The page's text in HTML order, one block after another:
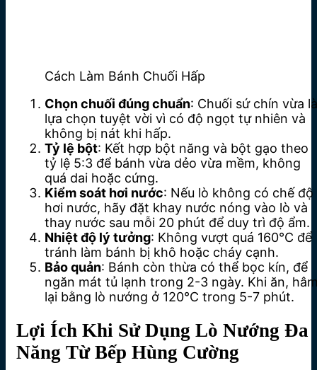
Cách Làm Bánh Chuối Hấp
Chọn chuối đúng chuẩn: Chuối sứ chín vừa là
lựa chọn tuyệt vời vì có độ ngọt tự nhiên và
không bị nát khi hấp.
Tỷ lệ bột: Kết hợp bột năng và bột gạo theo
tỷ lệ 5:3 để bánh vừa dẻo vừa mềm, không
quá dai hoặc cứng.
Kiểm soát hơi nước: Nếu lò không có chế độ
hơi nước, hãy đặt khay nước nóng vào lò và
thay nước sau mỗi 20 phút để duy trì độ ẩm.
Nhiệt độ lý tưởng: Không vượt quá 160°C để
tránh làm bánh bị khô hoặc cháy cạnh.
Bảo quản: Bánh còn thừa có thể bọc kín, để
ngăn mát tủ lạnh trong 2-3 ngày. Khi ăn,
lại bằng lò nướng ở 120°C trong 5-7 phút.
Lợi Ích Khi Sử Dụng Lò Nướng Đa
Năng Từ Bếp Hùng Cường